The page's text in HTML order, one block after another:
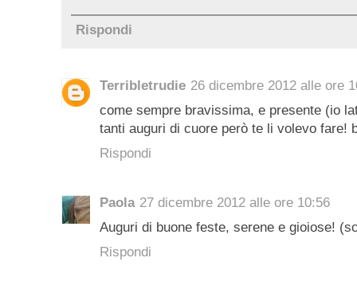
Rispondi
Terribletrudie 26 dicembre 2012 alle ore
come sempre bravissima, e presente (io
tanti auguri di cuore però te li volevo fare!
Rispondi
Paola 27 dicembre 2012 alle ore 10:56
Auguri di buone feste, serene e gioiose!
Rispondi